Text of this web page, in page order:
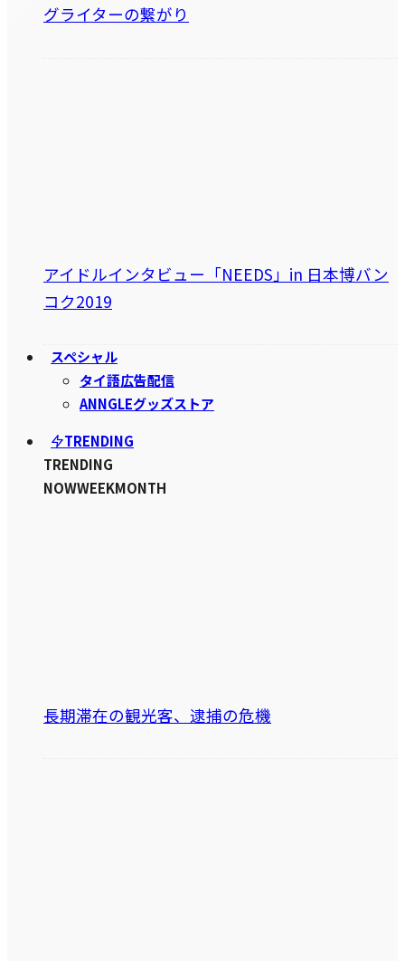
グライターの繋がり
アイドルインタビュー「NEEDS」in 日本博バン
コク2019
スペシャル
タイ語広告配信
ANNGLEグッズストア
TRENDING
TRENDING
NOWWEEKMONTH
長期滞在の観光客、逮捕の危機